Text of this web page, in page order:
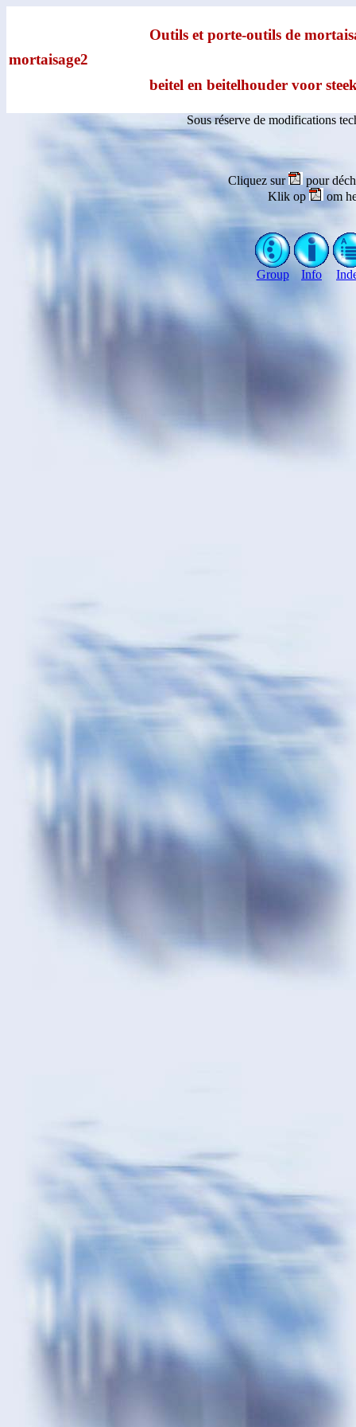
mortaisage2
Outils et porte-outils de
beitel en beitelhouder voor
Sous réserve de modifications
Cliquez sur
pour
Klik op
om
Group Info